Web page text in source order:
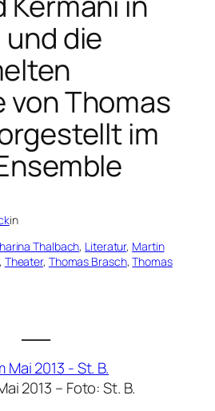
die
von Thomas
im
in
Thalbach, Literatur, Martin
, Theater, Thomas Brasch, Thomas
2013 – Foto: St. B.